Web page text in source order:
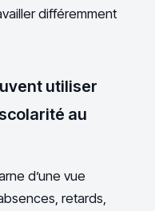
différemment
utiliser
au
d’une vue
retards,